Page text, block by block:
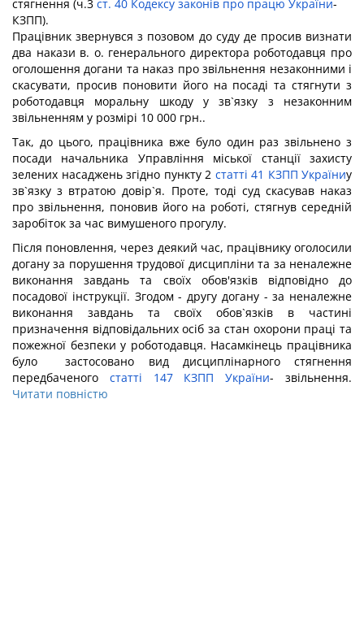
стягнення (ч.3 ст. 40 Кодексу законів про працю України-
КЗПП).
Працівник звернувся з позовом до суду де просив визнати
два накази в. о. генерального директора роботодавця про
оголошення догани та наказ про звільнення незаконними і
скасувати, просив поновити його на посаді та стягнути з
роботодавця моральну шкоду у зв`язку з незаконним
звільненням у розмірі 10 000 грн..
Так, до цього, працівника вже було один раз звільнено з
посади начальника Управління міської станції захисту
зелених насаджень згідно пункту 2 статті 41 КЗПП Україниу
зв`язку з втратою довір`я. Проте, тоді суд скасував наказ
про звільнення, поновив його на роботі, стягнув середній
заробіток за час вимушеного прогулу.
Після поновлення, через деякий час, працівнику оголосили
догану за порушення трудової дисципліни та за неналежне
виконання завдань та своїх обов'язків відповідно до
посадової інструкції. Згодом - другу догану - за неналежне
виконання завдань та своїх обов`язків в частині
призначення відповідальних осіб за стан охорони праці та
пожежної безпеки у роботодавця. Насамкінець працівника
було застосовано вид дисциплінарного стягнення
передбаченого статті 147 КЗПП України- звільнення.
Читати повністю